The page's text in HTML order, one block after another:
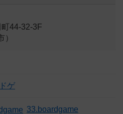
44-32-3F
ゲ
33.boardgame